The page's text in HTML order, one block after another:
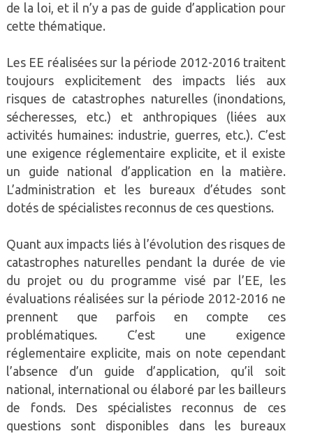
de la loi, et il n’y a pas de guide d’application pour
cette thématique.
Les EE réalisées sur la période 2012-2016 traitent
toujours explicitement des impacts liés aux
risques de catastrophes naturelles (inondations,
sécheresses, etc.) et anthropiques (liées aux
activités humaines: industrie, guerres, etc.). C’est
une exigence réglementaire explicite, et il existe
un guide national d’application en la matière.
L’administration et les bureaux d’études sont
dotés de spécialistes reconnus de ces questions.
Quant aux impacts liés à l’évolution des risques de
catastrophes naturelles pendant la durée de vie
du projet ou du programme visé par l’EE, les
évaluations réalisées sur la période 2012-2016 ne
prennent que parfois en compte ces
problématiques. C’est une exigence
réglementaire explicite, mais on note cependant
l’absence d’un guide d’application, qu’il soit
national, international ou élaboré par les bailleurs
de fonds. Des spécialistes reconnus de ces
questions sont disponibles dans les bureaux